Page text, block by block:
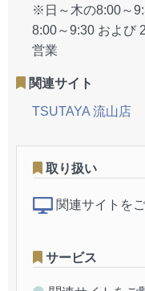
※日～木の8:00～
8:00～9:30 および
営業
関連サイト
TSUTAYA 流山店
取り扱い
関連サイトを
サービス